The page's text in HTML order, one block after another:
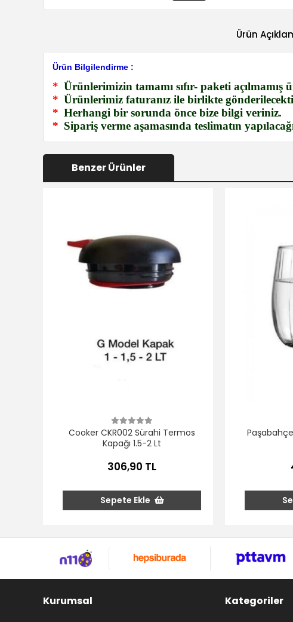
Ürün
Ürün Bilgilendirme :
* Ürünlerimizin tamamı sıfır- paketi açılmamış
* Ürünlerimiz faturanız ile birlikte
* Herhangi bir sorunda önce bize bilgi veriniz.
* Sipariş verme aşamasında teslimatın
Benzer Ürünler
Cooker CKR002 Sürahi Termos
Kapağı 1.5-2 Lt
306,90 TL
Sepete Ekle
Kurumsal Kategoriler